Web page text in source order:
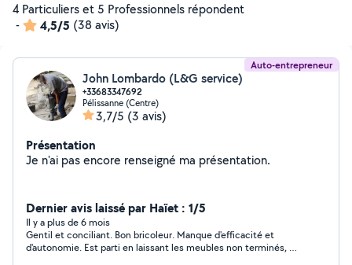
4 Particuliers et 5 Professionnels répondent
-
4,5/5 (38 avis)
Auto-entrepreneur
John Lombardo (L&G service)
+33683347692
Pélissanne (Centre)
3,7/5 (3 avis)
Présentation
Je n'ai pas encore renseigné ma présentation.
Dernier avis laissé par Haïet : 1/5
Il y a plus de 6 mois
Gentil et conciliant. Bon bricoleur. Manque d'efficacité et
d'autonomie. Est parti en laissant les meubles non terminés, et